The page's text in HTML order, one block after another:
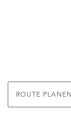
ROUTE PLANEN